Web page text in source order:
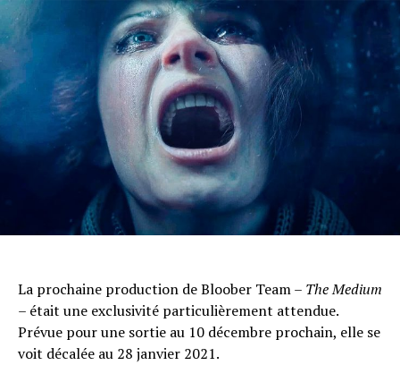
La prochaine production de Bloober Team – The Medium
– était une exclusivité particulièrement attendue.
Prévue pour une sortie au 10 décembre prochain, elle se
voit décalée au 28 janvier 2021.